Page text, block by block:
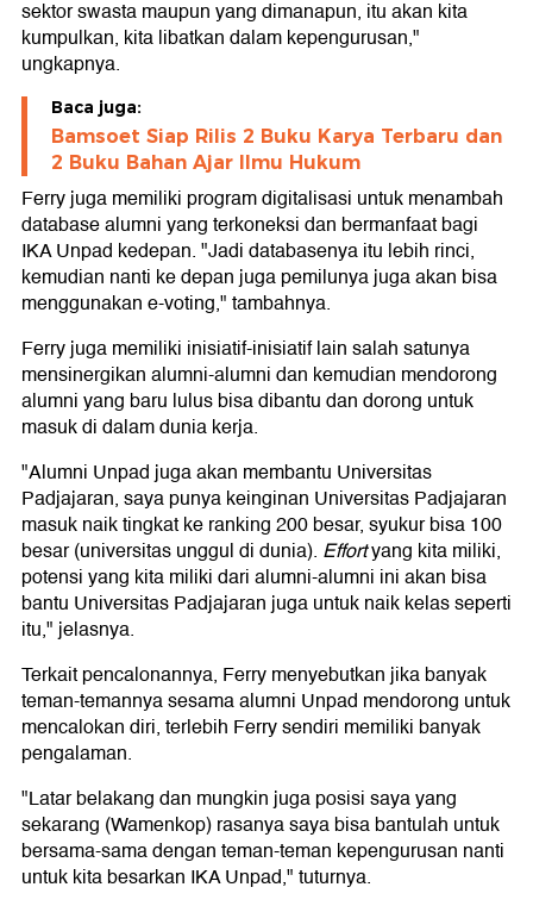
sektor swasta maupun yang dimanapun, itu akan kita
kumpulkan, kita libatkan dalam kepengurusan,"
ungkapnya.
Baca juga:
Bamsoet Siap Rilis 2 Buku Karya Terbaru dan
2 Buku Bahan Ajar Ilmu Hukum
Ferry juga memiliki program digitalisasi untuk menambah
database alumni yang terkoneksi dan bermanfaat bagi
IKA Unpad kedepan. "Jadi databasenya itu lebih rinci,
kemudian nanti ke depan juga pemilunya juga akan bisa
menggunakan e-voting," tambahnya.
Ferry juga memiliki inisiatif-inisiatif lain salah satunya
mensinergikan alumni-alumni dan kemudian mendorong
alumni yang baru lulus bisa dibantu dan dorong untuk
masuk di dalam dunia kerja.
"Alumni Unpad juga akan membantu Universitas
Padjajaran, saya punya keinginan Universitas Padjajaran
masuk naik tingkat ke ranking 200 besar, syukur bisa 100
besar (universitas unggul di dunia). Effortyang kita miliki,
potensi yang kita miliki dari alumni-alumni ini akan bisa
bantu Universitas Padjajaran juga untuk naik kelas seperti
itu," jelasnya.
Terkait pencalonannya, Ferry menyebutkan jika banyak
teman-temannya sesama alumni Unpad mendorong untuk
mencalokan diri, terlebih Ferry sendiri memiliki banyak
pengalaman.
"Latar belakang dan mungkin juga posisi saya yang
sekarang (Wamenkop) rasanya saya bisa bantulah untuk
bersama-sama dengan teman-teman kepengurusan nanti
untuk kita besarkan IKA Unpad," tuturnya.